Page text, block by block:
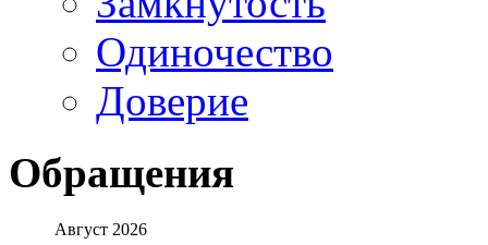
Одиночество
Доверие
Обращения
Август 2026